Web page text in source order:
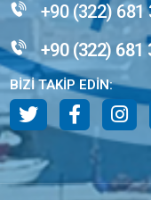
+90 (322) 681
+90 (322) 681
BİZİ TAKİP EDİN: